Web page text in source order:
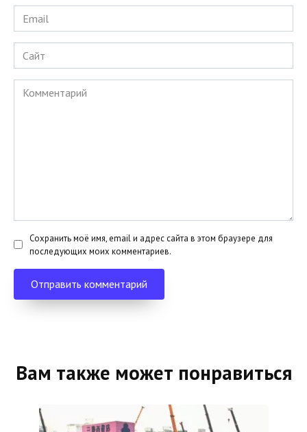
Email
*
Сайт
Комментарий
Сохранить моё имя, email и адрес сайта в этом браузере для
последующих моих комментариев.
Вам также может понравиться